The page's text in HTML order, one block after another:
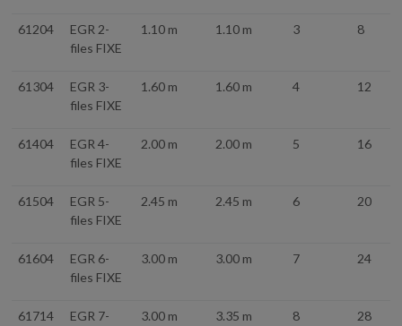
61204
EGR 2-
files FIXE
1.10 m 1.10 m 3 8
61304
EGR 3-
files FIXE
1.60 m 1.60 m 4 12
61404
EGR 4-
files FIXE
2.00 m 2.00 m 5 16
61504
EGR 5-
files FIXE
2.45 m 2.45 m 6 20
61604
EGR 6-
files FIXE
3.00 m 3.00 m 7 24
61714
EGR 7-
3.00 m 3.35 m 8 28